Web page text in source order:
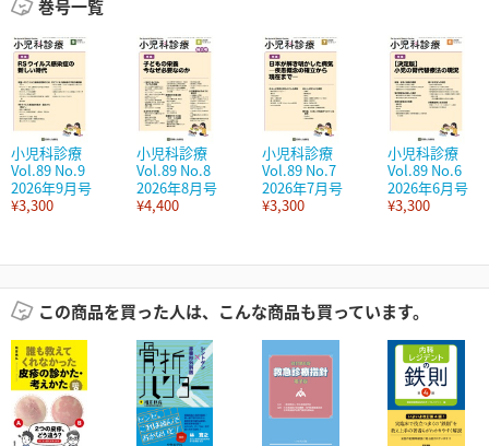
巻号一覧
小児科診療
Vol.89 No.9
2026年9月号
¥3,300
小児科診療
Vol.89 No.8
2026年8月号
¥4,400
小児科診療
Vol.89 No.7
2026年7月号
¥3,300
小児科診療
Vol.89 No.6
2026年6月号
¥3,300
この商品を買った人は、こんな商品も買っています。